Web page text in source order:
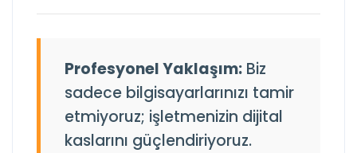
Profesyonel Yaklaşım: Biz
sadece bilgisayarlarınızı tamir
etmiyoruz; işletmenizin dijital
kaslarını güçlendiriyoruz.